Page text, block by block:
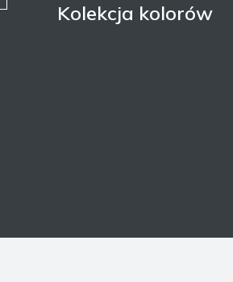
Kolekcja kolorów